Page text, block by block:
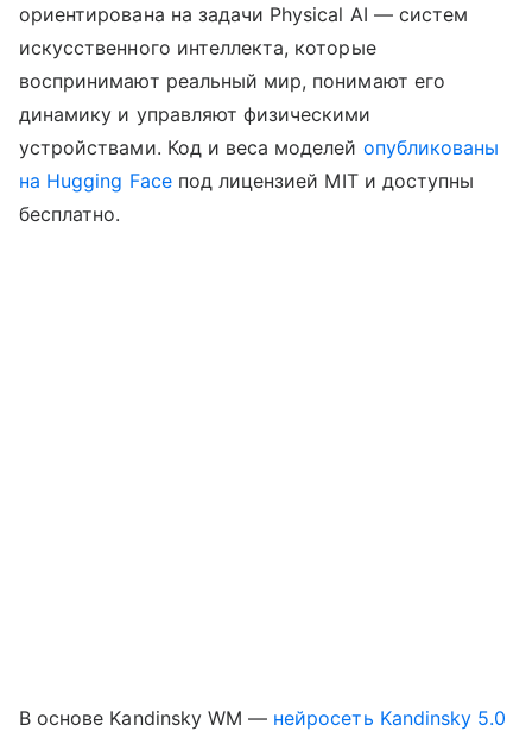
ориентирована на задачи Physical AI — систем
искусственного интеллекта, которые
воспринимают реальный мир, понимают его
динамику и управляют физическими
устройствами. Код и веса моделей опубликованы
на Hugging Faceпод лицензией MIT и доступны
бесплатно.
В основе Kandinsky WM — нейросеть Kandinsky 5.0